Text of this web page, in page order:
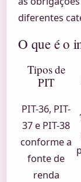
diferentes
O que é o
Tipos de
PIT
PIT-36, PIT-
37 e PIT-38
conforme a
fonte de
renda